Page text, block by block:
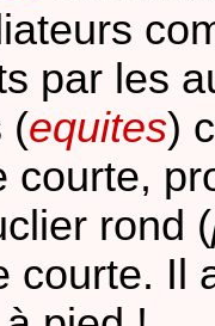
par les
(equites)
courte,
rond (
courte. Il